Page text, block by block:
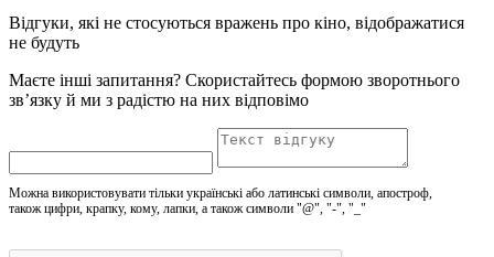
Відгуки, які не стосуються вражень про кіно, відображатися
не будуть
Маєте інші запитання? Скористайтесь формою зворотнього
зв’язку й ми з радістю на них відповімо
Можна використовувати тільки українські або латинські символи, апостроф,
також цифри, крапку, кому, лапки, а також символи "@", "-", "_"